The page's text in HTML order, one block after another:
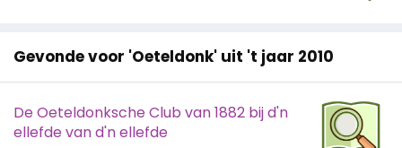
Gevonde voor 'Oeteldonk' uit 't jaar 2010
De Oeteldonksche Club van 1882 bij d'n
ellefde van d'n ellefde